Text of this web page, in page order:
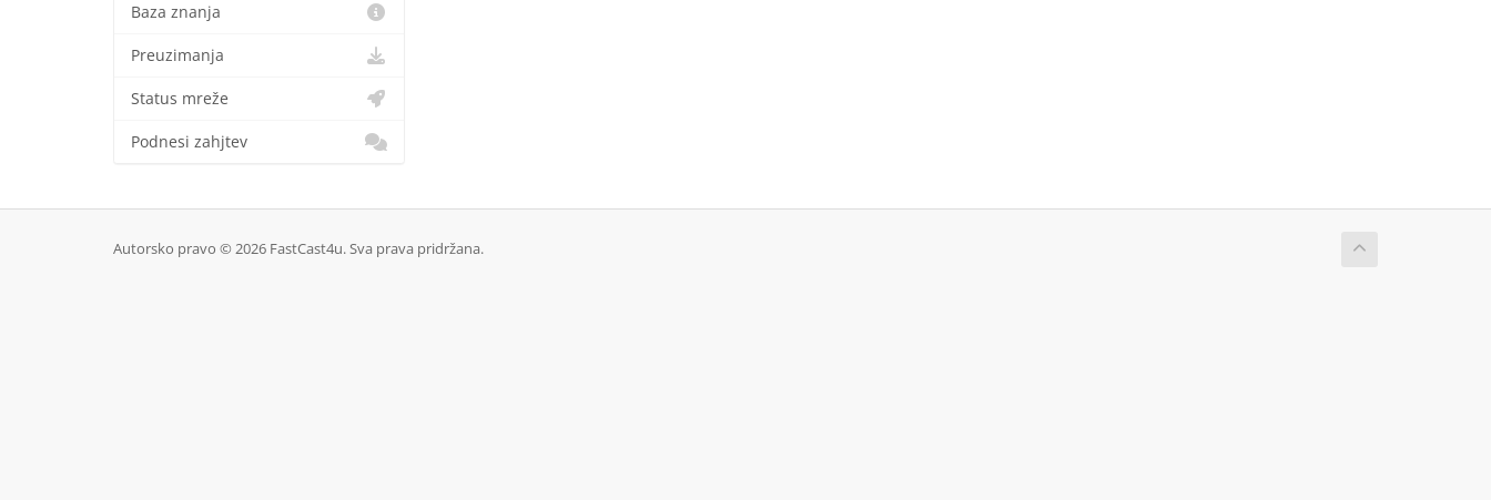
Baza znanja
Preuzimanja
Status mreže
Podnesi zahjtev
Autorsko pravo © 2026 FastCast4u. Sva prava pridržana.